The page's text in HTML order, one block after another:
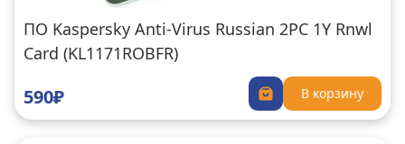
ПО Kaspersky Anti-Virus Russian 2PC 1Y Rnwl
Card (KL1171ROBFR)
590₽ В корзину